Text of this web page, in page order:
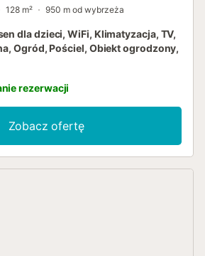
128 m² 950 m od wybrzeża
dla dzieci, WiFi, Klimatyzacja, TV,
Ogród, Pościel, Obiekt ogrodzony,
rezerwacji
Zobacz ofertę